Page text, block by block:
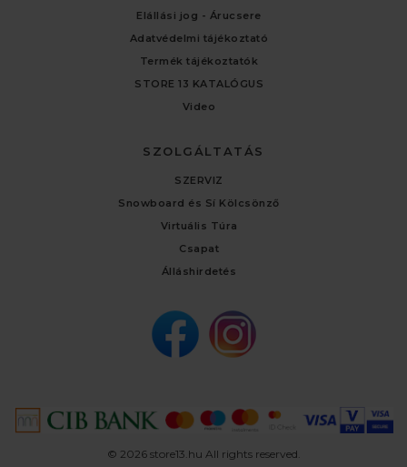
Elállási jog - Árucsere
Adatvédelmi tájékoztató
Termék tájékoztatók
STORE 13 KATALÓGUS
Video
SZOLGÁLTATÁS
SZERVIZ
Snowboard és Sí Kölcsönző
Virtuális Túra
Csapat
Álláshirdetés
© 2026 store13.hu All rights reserved.